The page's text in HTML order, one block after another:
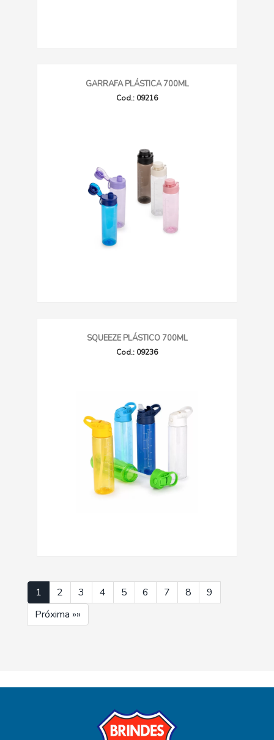
GARRAFA PLÁSTICA 700ML
Cod.: 09216
SQUEEZE PLÁSTICO 700ML
Cod.: 09236
1 2 3 4 5 6 7 8
9
Próxima »»